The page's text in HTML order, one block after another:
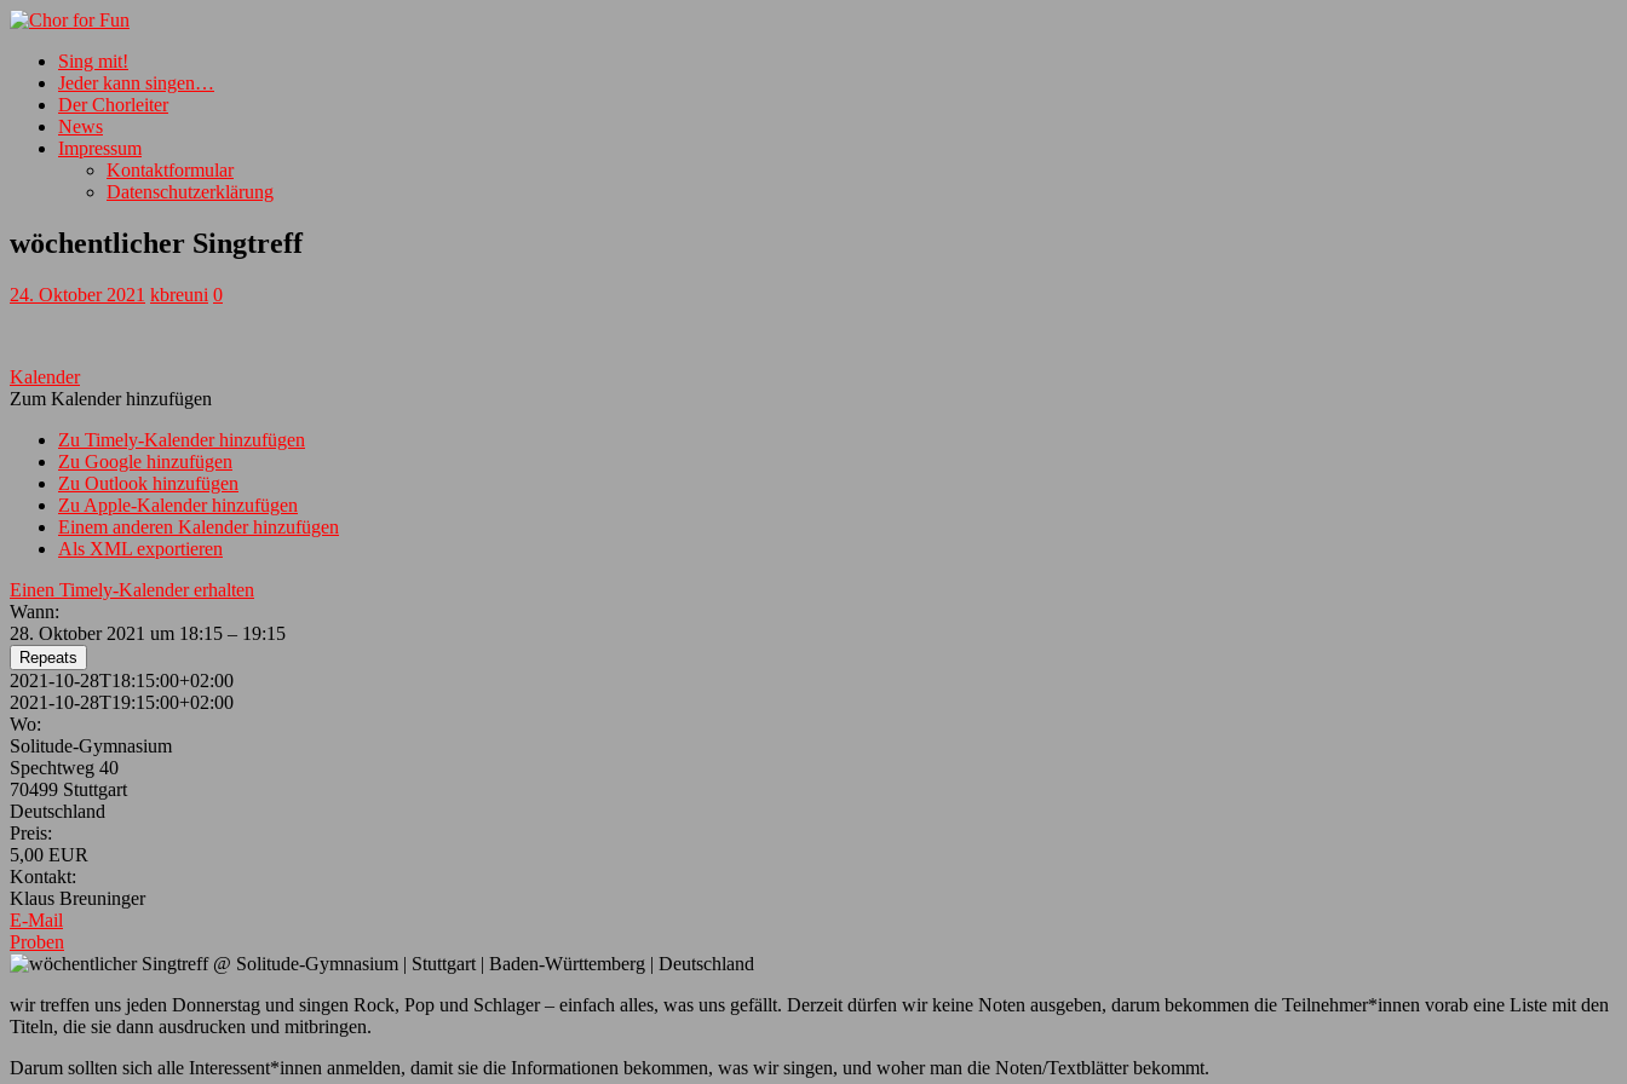
Sing mit!
Jeder kann singen…
Der Chorleiter
News
Impressum
Kontaktformular
Datenschutzerklärung
wöchentlicher Singtreff
24. Oktober 2021 kbreuni 0
Kalender
Zum Kalender hinzufügen
Zu Timely-Kalender hinzufügen
Zu Google hinzufügen
Zu Outlook hinzufügen
Zu Apple-Kalender hinzufügen
Einem anderen Kalender hinzufügen
Als XML exportieren
Einen Timely-Kalender erhalten
Wann:
28. Oktober 2021 um 18:15 – 19:15
Repeats
2021-10-28T18:15:00+02:00
2021-10-28T19:15:00+02:00
Wo:
Solitude-Gymnasium
Spechtweg 40
70499 Stuttgart
Deutschland
Preis:
5,00 EUR
Kontakt:
Klaus Breuninger
E-Mail
Proben
wir treffen uns jeden Donnerstag und singen Rock, Pop und Schlager – einfach alles, was uns gefällt. Derzeit dürfen wir keine Noten ausgeben, darum bekommen die Teilnehmer*innen vorab eine Liste mit den
Titeln, die sie dann ausdrucken und mitbringen.
Darum sollten sich alle Interessent*innen anmelden, damit sie die Informationen bekommen, was wir singen, und woher man die Noten/Textblätter bekommt.